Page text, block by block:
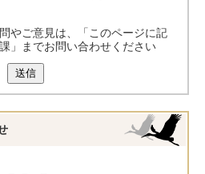
やご意見は、「このページに記
」までお問い合わせください
送信